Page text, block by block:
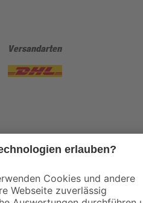
Versandarten